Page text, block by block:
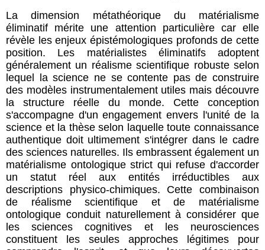
La dimension métathéorique du matérialisme
éliminatif mérite une attention particulière car elle
révèle les enjeux épistémologiques profonds de cette
position. Les matérialistes éliminatifs adoptent
généralement un réalisme scientifique robuste selon
lequel la science ne se contente pas de construire
des modèles instrumentalement utiles mais découvre
la structure réelle du monde. Cette conception
s'accompagne d'un engagement envers l'unité de la
science et la thèse selon laquelle toute connaissance
authentique doit ultimement s'intégrer dans le cadre
des sciences naturelles. Ils embrassent également un
matérialisme ontologique strict qui refuse d'accorder
un statut réel aux entités irréductibles aux
descriptions physico-chimiques. Cette combinaison
de réalisme scientifique et de matérialisme
ontologique conduit naturellement à considérer que
les sciences cognitives et les neurosciences
constituent les seules approches légitimes pour